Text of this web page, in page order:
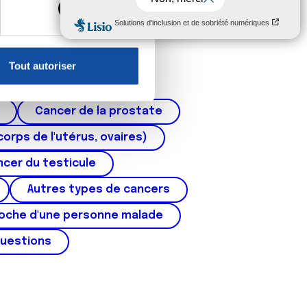
reportez-vous à lasection «
sur les cookies.
informations que
Tout autoriser
Cancer de la prostate
de l'utérus, ovaires)
du testicule
Autres types de cancers
d'une personne malade